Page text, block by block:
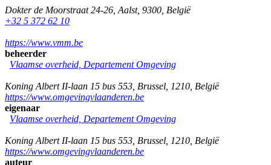
Dokter de Moorstraat 24-26 Aalst, 9300 België
+32 5 372 62 10
https://www.vmm.be
beheerder
Vlaamse overheid, Departement Omgeving
Koning Albert II-laan 15 bus 553 Brussel 1210 België
https://www.omgevingvlaanderen.be
eigenaar
Vlaamse overheid, Departement Omgeving
Koning Albert II-laan 15 bus 553 Brussel 1210 België
https://www.omgevingvlaanderen.be
auteur